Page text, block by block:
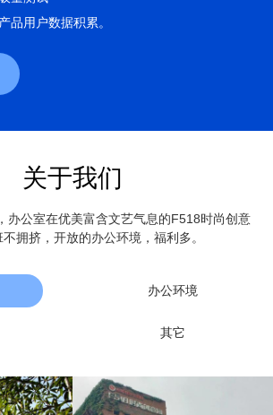
品用户数据积累。
关于我们
办公室在优美富含文艺气息的F518时尚创意
拥挤，开放的办公环境，福利多。
办公环境
其它